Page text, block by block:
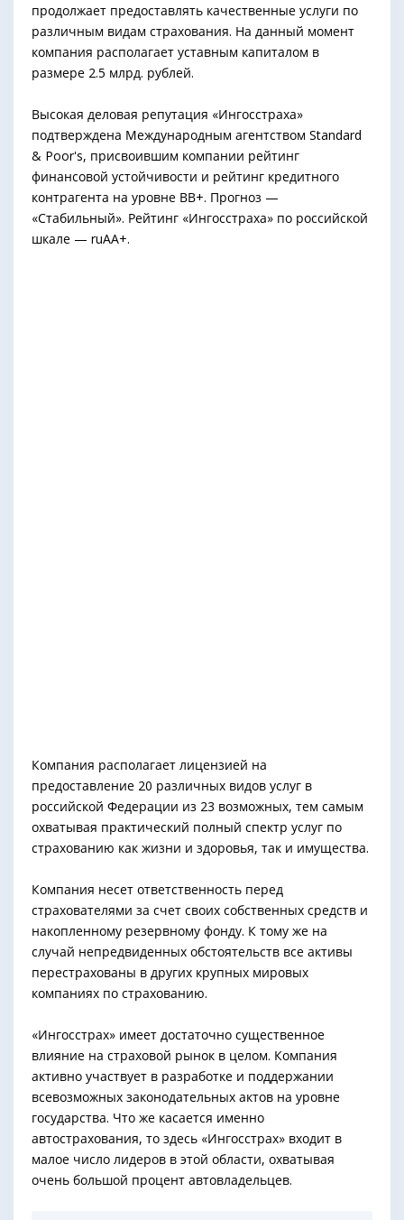
продолжает предоставлять качественные услуги по
различным видам страхования. На данный момент
компания располагает уставным капиталом в
размере 2.5 млрд. рублей.
Высокая деловая репутация «Ингосстраха»
подтверждена Международным агентством Standard
& Poor's, присвоившим компании рейтинг
финансовой устойчивости и рейтинг кредитного
контрагента на уровне ВВ+. Прогноз —
«Стабильный». Рейтинг «Ингосстраха» по российской
шкале — ruAA+.
Компания располагает лицензией на
предоставление 20 различных видов услуг в
российской Федерации из 23 возможных, тем самым
охватывая практический полный спектр услуг по
страхованию как жизни и здоровья, так и имущества.
Компания несет ответственность перед
страхователями за счет своих собственных средств и
накопленному резервному фонду. К тому же на
случай непредвиденных обстоятельств все активы
перестрахованы в других крупных мировых
компаниях по страхованию.
«Ингосстрах» имеет достаточно существенное
влияние на страховой рынок в целом. Компания
активно участвует в разработке и поддержании
всевозможных законодательных актов на уровне
государства. Что же касается именно
автострахования, то здесь «Ингосстрах» входит в
малое число лидеров в этой области, охватывая
очень большой процент автовладельцев.